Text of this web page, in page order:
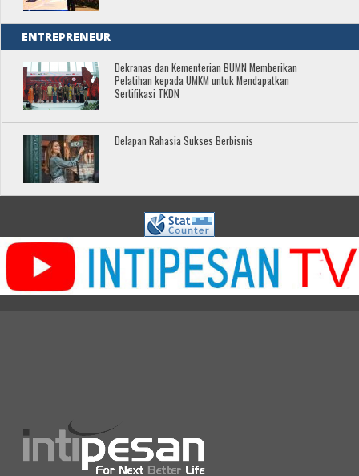
ENTREPRENEUR
Dekranas dan Kementerian BUMN Memberikan
Pelatihan kepada UMKM untuk Mendapatkan
Sertifikasi TKDN
Delapan Rahasia Sukses Berbisnis